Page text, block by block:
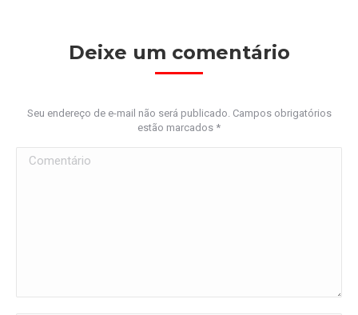
Deixe um comentário
Seu endereço de e-mail não será publicado. Campos obrigatórios
estão marcados *
Comentário